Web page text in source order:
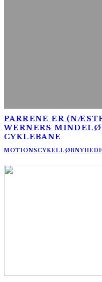
PARRENE ER
WERNERS
CYKLEBANE
MOTIONSCYKELLØB